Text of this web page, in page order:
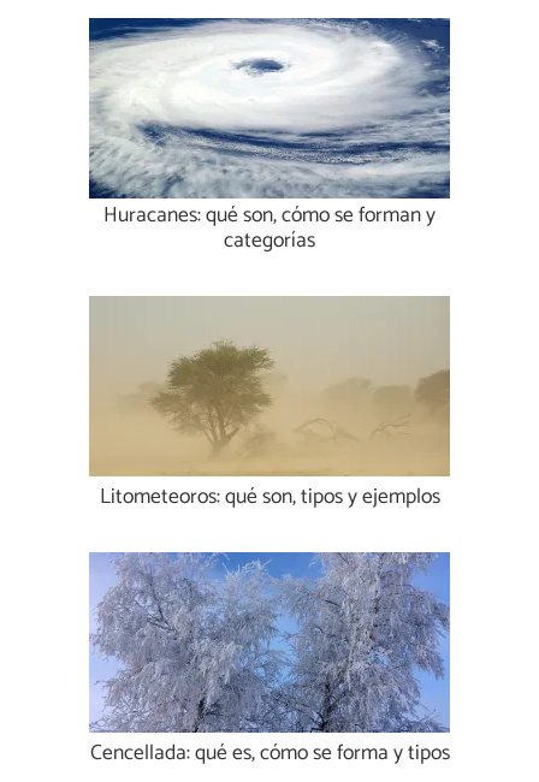
Huracanes: qué son, cómo se forman y
categorías
Litometeoros: qué son, tipos y ejemplos
Cencellada: qué es, cómo se forma y tipos